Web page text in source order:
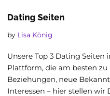
Dating Seiten
by Lisa König
Unsere Top 3 Dating
Plattform, die am besten
Beziehungen, neue
Interessen – hier stellen wir